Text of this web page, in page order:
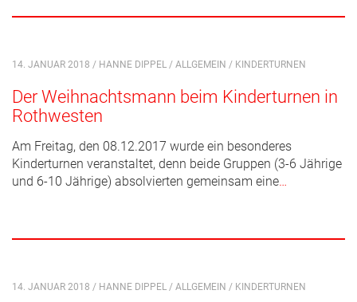
14. JANUAR 2018 / HANNE DIPPEL / ALLGEMEIN / KINDERTURNEN
Der Weihnachtsmann beim Kinderturnen in
Rothwesten
Am Freitag, den 08.12.2017 wurde ein besonderes
Kinderturnen veranstaltet, denn beide Gruppen (3-6 Jährige
und 6-10 Jährige) absolvierten gemeinsam eine…
14. JANUAR 2018 / HANNE DIPPEL / ALLGEMEIN / KINDERTURNEN